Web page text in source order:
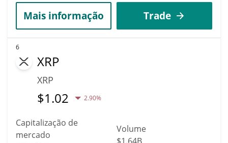
Mais informação Trade
6
XRP
XRP
$1.02 2.90%
Capitalização de
mercado
Volume